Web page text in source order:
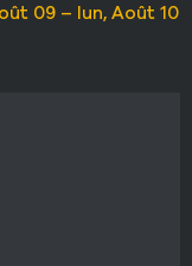
09 – lun, Août 10